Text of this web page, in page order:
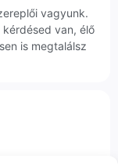
vagyunk.
van, élő
is megtalálsz